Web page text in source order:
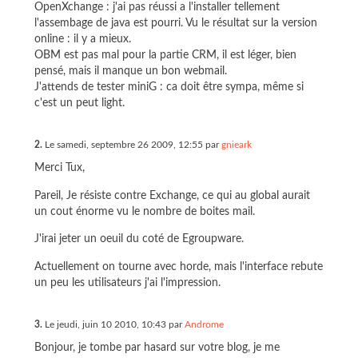
OpenXchange : j'ai pas réussi a l'installer tellement
l'assembage de java est pourri. Vu le résultat sur la version
online : il y a mieux.
OBM est pas mal pour la partie CRM, il est léger, bien
pensé, mais il manque un bon webmail.
J'attends de tester miniG : ca doit être sympa, même si
c'est un peut light.
2.Le samedi, septembre 26 2009, 12:55 pargnieark
Merci Tux,
Pareil, Je résiste contre Exchange, ce qui au global aurait
un cout énorme vu le nombre de boites mail.
J'irai jeter un oeuil du coté de Egroupware.
Actuellement on tourne avec horde, mais l'interface rebute
un peu les utilisateurs j'ai l'impression.
3.Le jeudi, juin 10 2010, 10:43 parAndrome
Bonjour, je tombe par hasard sur votre blog, je me